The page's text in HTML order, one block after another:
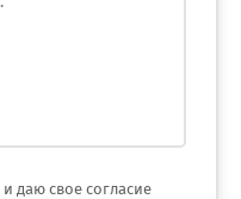
и даю свое согласие